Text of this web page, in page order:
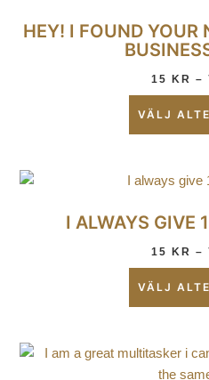
HEY! I FOUND YOUR
15 KR –
VÄLJ
I ALWAYS GIVE
15 KR –
VÄLJ